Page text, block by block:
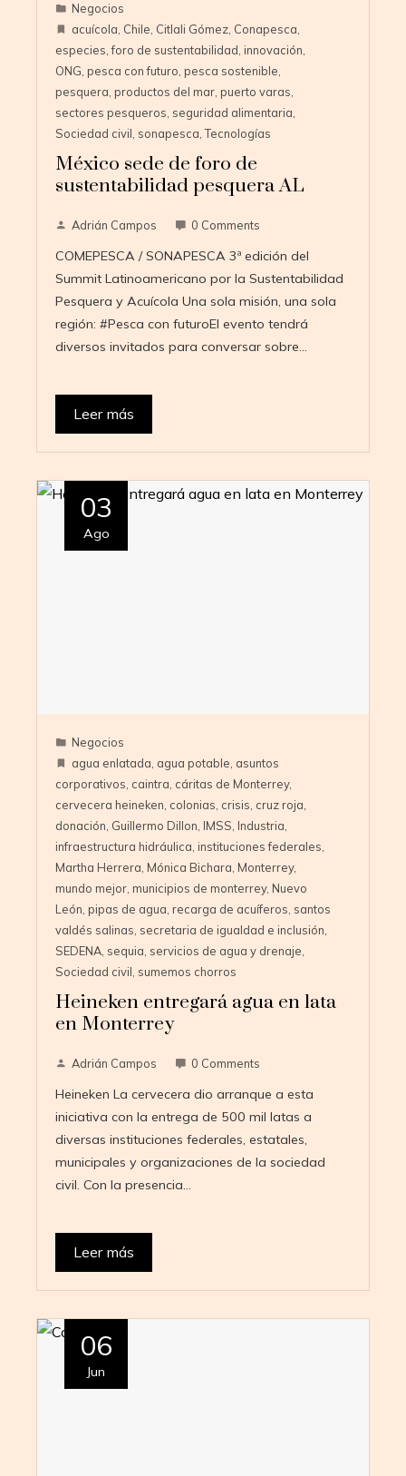
Negocios
acuícola, Chile, Citlali Gómez, Conapesca,
especies,foro de sustentabilidad, innovación,
ONG, pesca con futuro, pesca sostenible,
pesquera, productos del mar, puerto varas,
sectores pesqueros, seguridad alimentaria,
Sociedad civil, sonapesca,Tecnologías
México sede de foro de
sustentabilidad pesquera AL
Adrián Campos 0 Comments
COMEPESCA / SONAPESCA 3ª edición del
Summit Latinoamericano por la Sustentabilidad
Pesquera y Acuícola Una sola misión, una sola
región: #Pesca con futuroEl evento tendrá
diversos invitados para conversar sobre…
Leer más
03
Ago
Negocios
agua enlatada agua potable asuntos
corporativos caintra cáritas de Monterrey,
cervecera heineken colonias crisis cruz roja
donación Guillermo Dillon IMSS Industria
infraestructura hidráulica instituciones federales
Martha Herrera Mónica Bichara Monterrey,
mundo mejor municipios de monterrey, Nuevo
León pipas de agua recarga de acuíferos santos
valdés salinas secretaria de igualdad e inclusión
SEDENA sequia servicios de agua y drenaje
Sociedad civil sumemos chorros
Heineken entregará agua en lata
en Monterrey
Adrián Campos 0 Comments
Heineken La cervecera dio arranque a esta
iniciativa con la entrega de 500 mil latas a
diversas instituciones federales, estatales,
municipales y organizaciones de la sociedad
civil. Con la presencia…
Leer más
06
Jun